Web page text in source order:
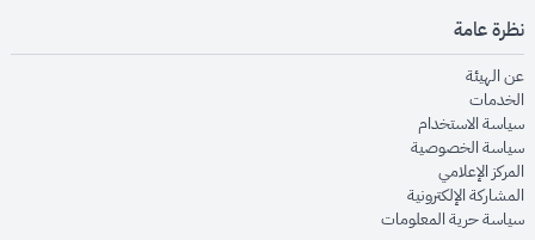
نظرة عامة
عن الهيئةopens in new window
الخدماتopens in new window
سياسة الاستخدام
سياسة الخصوصيةopens in new window
المركز الإعلاميopens in new window
المشاركة الإلكترونيةopens in new window
سياسة حرية المعلوماتopens in new window